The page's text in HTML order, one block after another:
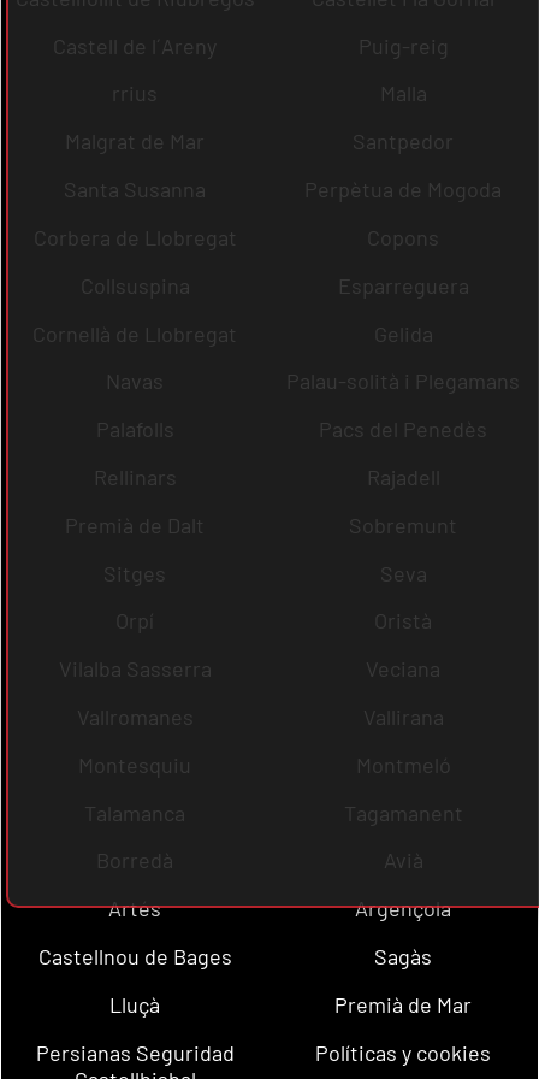
Castell de l´Areny
Puig-reig
rrius
Malla
Malgrat de Mar
Santpedor
Santa Susanna
Perpètua de Mogoda
Corbera de Llobregat
Copons
Collsuspina
Esparreguera
Cornellà de Llobregat
Gelida
Navas
Palau-solità i Plegamans
Palafolls
Pacs del Penedès
Rellinars
Rajadell
Premià de Dalt
Sobremunt
Sitges
Seva
Orpí
Oristà
Vilalba Sasserra
Veciana
Vallromanes
Vallirana
Montesquiu
Montmeló
Talamanca
Tagamanent
Borredà
Avià
Artés
Argençola
Castellnou de Bages
Sagàs
Lluçà
Premià de Mar
Persianas Seguridad
Políticas y cookies